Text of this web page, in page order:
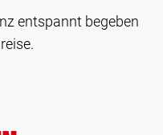
entspannt begeben